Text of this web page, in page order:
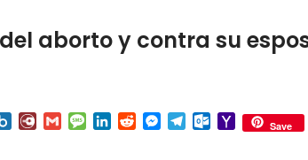
aborto y contra su
Box.netDiary.RuGmailMessage
LinkedInRedditMessenger
TelegramOutlook.com
YahooSave